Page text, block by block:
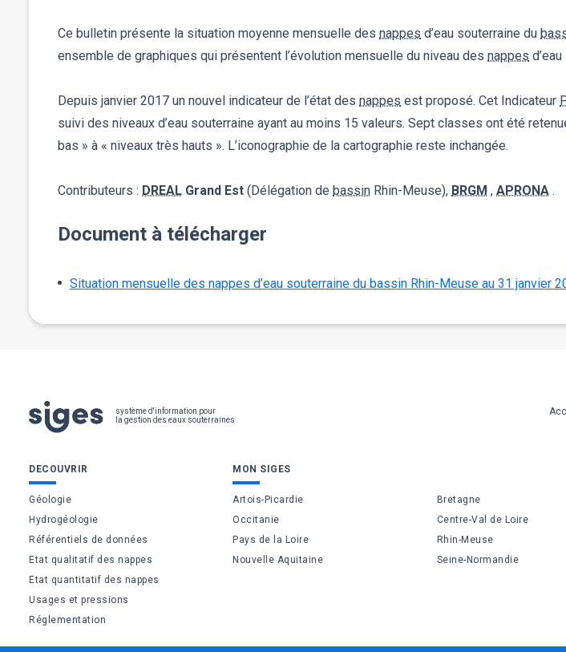
Ce bulletin présente la situation moyenne mensuelle des nappes d’eau souterraine du
ensemble de graphiques qui présentent l’évolution mensuelle du niveau des nappes
Depuis janvier 2017 un nouvel indicateur de l’état des nappes est proposé. Cet Indicateur
suivi des niveaux d’eau souterraine ayant au moins 15 valeurs. Sept classes ont été
bas » à « niveaux très hauts ». L’iconographie de la cartographie reste inchangée.
Contributeurs : DREAL Grand Est (Délégation de bassin Rhin-Meuse), BRGM , APRONA .
Document à télécharger
Situation mensuelle des nappes d’eau souterraine du bassin Rhin-Meuse au 31 janvier
système d'information pour
la gestion des eaux souterraines
Pied
page
Bas
de
page
DECOUVRIR
Géologie
Hydrogéologie
Référentiels de données
Etat qualitatif des nappes
Etat quantitatif des nappes
Usages et pressions
Réglementation
MON SIGES
Artois-Picardie
Bretagne
Occitanie
Centre-Val de Loire
Pays de la Loire
Rhin-Meuse
Nouvelle Aquitaine
Seine-Normandie